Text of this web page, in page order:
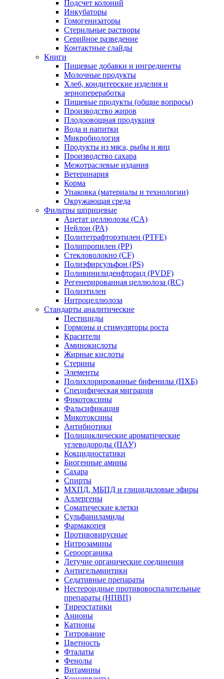
Подсчет колоний
Инкубаторы
Гомогенизаторы
Стерильные растворы
Серийное разведение
Контактные слайды
Книги
Пищевые добавки и ингредиенты
Молочные продукты
Хлеб, кондитерские изделия и
зернопереработка
Пищевые продукты (общие вопросы)
Производство жиров
Плодоовощная продукция
Вода и напитки
Микробиология
Продукты из мяса, рыбы и яиц
Производство сахара
Межотраслевые издания
Ветеринария
Корма
Упаковка (материалы и технологии)
Окружающая среда
Фильтры шприцевые
Ацетат целлюлозы (CA)
Нейлон (PA)
Политетрафторэтилен (PTFE)
Полипропилен (PP)
Стекловолокно (CF)
Полиэфирсульфон (PS)
Поливинилиденфторид (PVDF)
Регенерированная целлюлоза (RC)
Полиэтилен
Нитроцеллюлоза
Стандарты аналитические
Пестициды
Гормоны и стимуляторы роста
Красители
Аминокислоты
Жирные кислоты
Стерины
Элементы
Полихлорированные бифенилы (ПХБ)
Специфическая миграция
Фикотоксины
Фальсификация
Микотоксины
Антибиотики
Полициклические ароматические
углеводороды (ПАУ)
Кокцидиостатики
Биогенные амины
Сахара
Спирты
МХПД, МБПД и глицидиловые эфиры
Аллергены
Соматические клетки
Сульфаниламиды
Фармакопея
Противовирусные
Нитрозамины
Сероорганика
Летучие органические соединения
Антигельминтики
Седативные препараты
Нестероидные противовоспалительные
препараты (НПВП)
Тиреостатики
Анионы
Катионы
Титрование
Цветность
Фталаты
Фенолы
Витамины